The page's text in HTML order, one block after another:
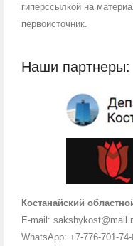
гиперссылкой на
первоисточник.
Наши партнеры:
Костанайский
E-mail:
WhatsApp: +7-776-701-74-